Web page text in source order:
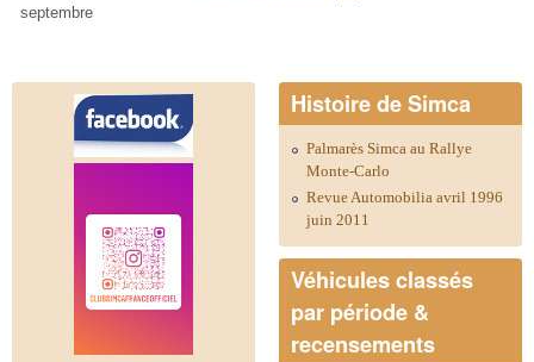
septembre
Histoire de Simca
Palmarès Simca au Rallye
Monte-Carlo
Revue Automobilia avril 1996
juin 2011
Véhicules classés
par période &
recensements